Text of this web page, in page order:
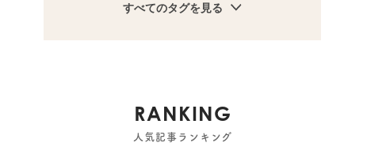
すべてのタグを見る
RANKING
人気記事ランキング